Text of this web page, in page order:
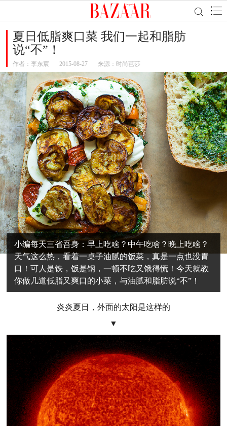
夏日低脂爽口菜 我们一起和脂肪
说“不”！
作者： 李东宸 2015-08-27 来源：时尚芭莎
小编每天三省吾身：早上吃啥？中午吃啥？晚上吃啥？
天气这么热，看着一桌子油腻的饭菜，真是一点也没胃
口！可人是铁，饭是钢，一顿不吃又饿得慌！今天就教
你做几道低脂又爽口的小菜，与油腻和脂肪说“不”！
炎炎夏日，外面的太阳是这样的
▼